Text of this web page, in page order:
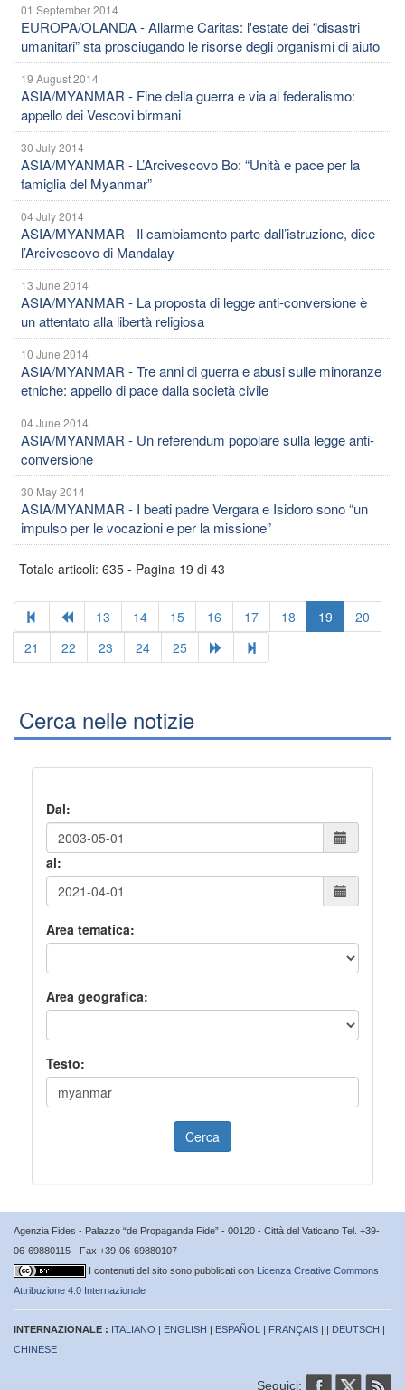
01 September 2014
EUROPA/OLANDA - Allarme Caritas: l'estate dei “disastri
umanitari” sta prosciugando le risorse degli organismi di aiuto
19 August 2014
ASIA/MYANMAR - Fine della guerra e via al federalismo:
appello dei Vescovi birmani
30 July 2014
ASIA/MYANMAR - L’Arcivescovo Bo: “Unità e pace per la
famiglia del Myanmar”
04 July 2014
ASIA/MYANMAR - Il cambiamento parte dall’istruzione, dice
l’Arcivescovo di Mandalay
13 June 2014
ASIA/MYANMAR - La proposta di legge anti-conversione è
un attentato alla libertà religiosa
10 June 2014
ASIA/MYANMAR - Tre anni di guerra e abusi sulle minoranze
etniche: appello di pace dalla società civile
04 June 2014
ASIA/MYANMAR - Un referendum popolare sulla legge anti-
conversione
30 May 2014
ASIA/MYANMAR - I beati padre Vergara e Isidoro sono “un
impulso per le vocazioni e per la missione”
Totale articoli: 635 - Pagina 19 di 43
13 14 15 16 17 18 19
20
21
22 23 24 25
Cerca nelle notizie
Dal:
al:
Area tematica:
Area geografica:
Testo:
Cerca
Agenzia Fides - Palazzo “de Propaganda Fide” - 00120 - Città del Vaticano Tel. +39-
06-69880115 - Fax +39-06-69880107
I contenuti del sito sono pubblicati con Licenza Creative Commons
Attribuzione 4.0 Internazionale
INTERNAZIONALE : ITALIANO | ENGLISH | ESPAÑOL | FRANÇAIS | | DEUTSCH |
CHINESE |
Seguici: